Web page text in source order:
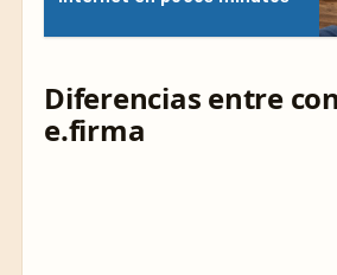
Diferencias entre
e.firma